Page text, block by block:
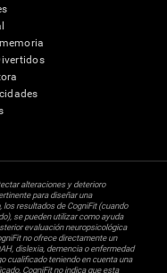
alteraciones y deterioro
para diseñar una
resultados de CogniFit (cuando
se pueden utilizar como ayuda
evaluación neuropsicológica
no ofrece directamente un
dislexia, demencia o enfermedad
cualificado teniendo en cuenta una
CogniFit no indica que esta